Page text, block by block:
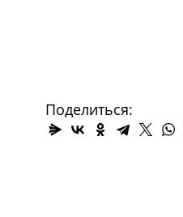
Поделиться: